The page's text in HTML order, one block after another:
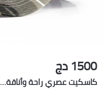
1500 دج
كاسكيت عصري راحة وأناقة…